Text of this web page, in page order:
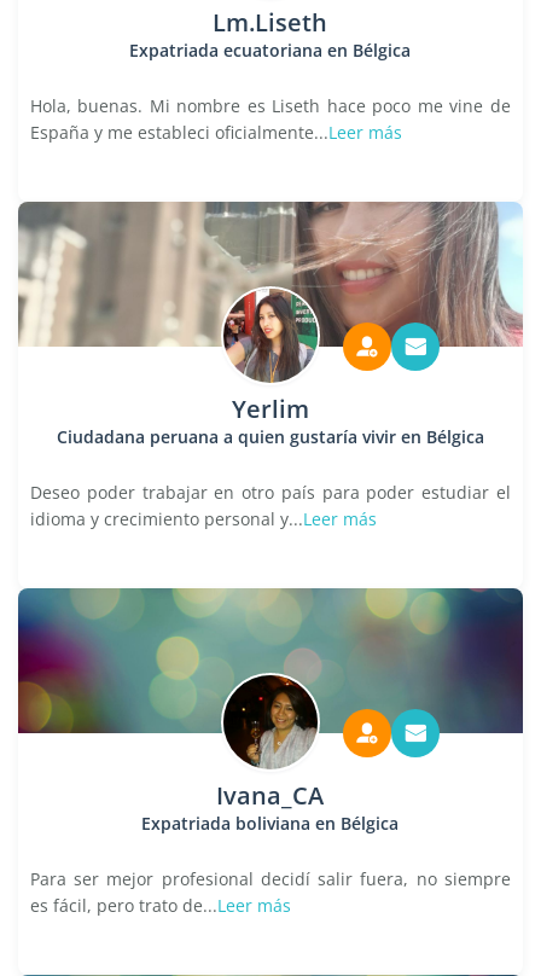
Lm.Liseth
Expatriada ecuatoriana en Bélgica
Hola, buenas. Mi nombre es Liseth hace poco me vine de
España y me estableci oficialmente...Leer más
Yerlim
Ciudadana peruana a quien gustaría vivir en Bélgica
Deseo poder trabajar en otro país para poder estudiar el
idioma y crecimiento personal y...Leer más
Ivana_CA
Expatriada boliviana en Bélgica
Para ser mejor profesional decidí salir fuera, no siempre
es fácil, pero trato de...Leer más